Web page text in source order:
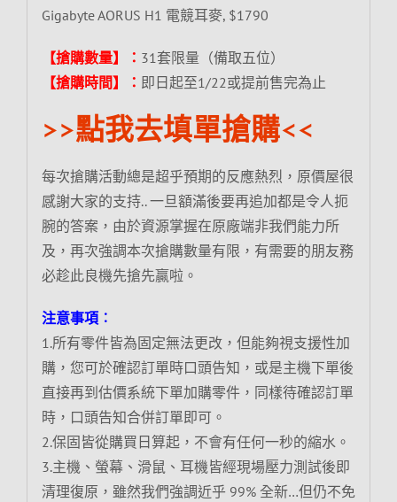
Gigabyte AORUS H1 電競耳麥, $1790
【搶購數量】： 31套限量（備取五位）
【搶購時間】： 即日起至1/22或提前售完為止
>>點我去填單搶購<<
每次搶購活動總是超乎預期的反應熱烈，原價屋很
感謝大家的支持.. 一旦額滿後要再追加都是令人扼
腕的答案，由於資源掌握在原廠端非我們能力所
及，再次強調本次搶購數量有限，有需要的朋友務
必趁此良機先搶先贏啦。
注意事項︰
1.所有零件皆為固定無法更改，但能夠視支援性加
購，您可於確認訂單時口頭告知，或是主機下單後
直接再到估價系統下單加購零件，同樣待確認訂單
時，口頭告知合併訂單即可。
2.保固皆從購買日算起，不會有任何一秒的縮水。
3.主機、螢幕、滑鼠、耳機皆經現場壓力測試後即
清理復原，雖然我們強調近乎 99% 全新…但仍不免